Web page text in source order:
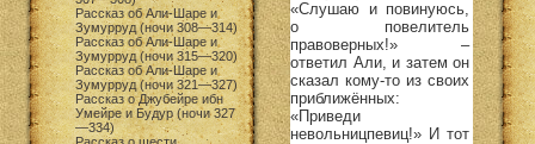
Рассказ об Али-Шаре и
Зумурруд (ночи 308—314)
Рассказ об Али-Шаре и
Зумурруд (ночи 315—320)
Рассказ об Али-Шаре и
Зумурруд (ночи 321—327)
Рассказ о Джубейре ибн
Умейре и Будур (ночи 327
—334)
«Слушаю и повинуюсь,
о повелитель
правоверных!» –
ответил Али, и затем он
сказал кому-то из своих
приближённых:
«Приведи
невольницпевиц!» И тот